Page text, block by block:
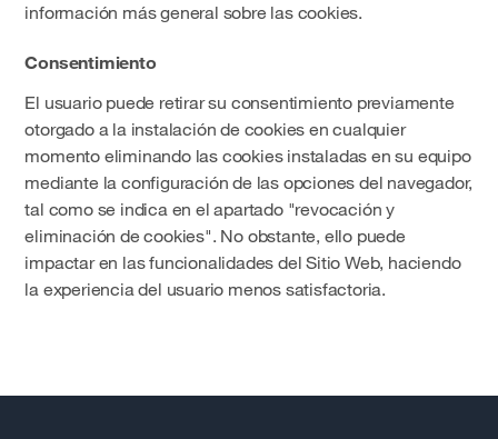
información más general sobre las cookies.
Consentimiento
El usuario puede retirar su consentimiento previamente
otorgado a la instalación de cookies en cualquier
momento eliminando las cookies instaladas en su equipo
mediante la configuración de las opciones del navegador,
tal como se indica en el apartado "revocación y
eliminación de cookies". No obstante, ello puede
impactar en las funcionalidades del Sitio Web, haciendo
la experiencia del usuario menos satisfactoria.